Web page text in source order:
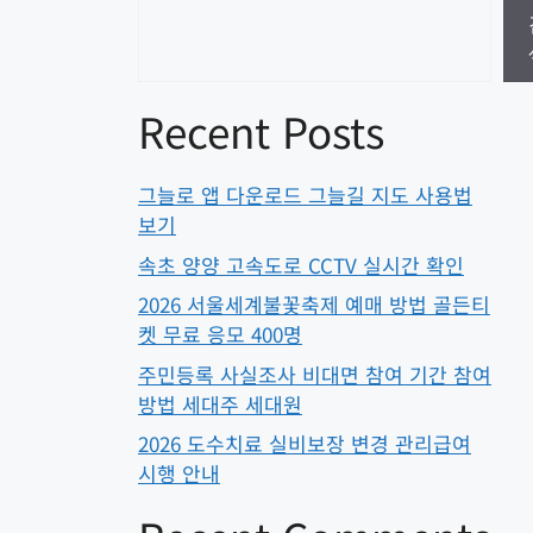
Recent Posts
그늘로 앱 다운로드 그늘길 지도 사용법
보기
속초 양양 고속도로 CCTV 실시간 확인
2026 서울세계불꽃축제 예매 방법 골든티
켓 무료 응모 400명
주민등록 사실조사 비대면 참여 기간 참여
방법 세대주 세대원
2026 도수치료 실비보장 변경 관리급여
시행 안내